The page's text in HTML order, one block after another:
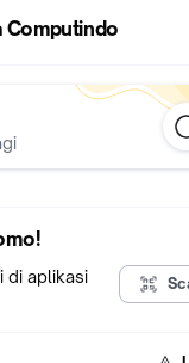
selama di
klik link dibawah
COMPUTINDO
Computindo
di aplikasi